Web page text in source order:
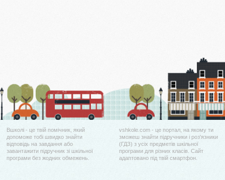
Вшколі - це твій помічник, який
допоможе тобі швидко знайти
відповідь на завдання або
завантажити підручник зі шкільної
програми без жодних обмежень.
vshkole.com - це портал, на якому ти
зможеш знайти підручники і роз'язники
(ГДЗ) з усіх предметів шкільної
програми для різних класів. Сайт
адаптовано під твій смартфон.